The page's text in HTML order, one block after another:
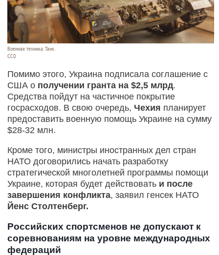
Военная техника. Танк.
СС0
Помимо этого, Украина подписала соглашение с
США о получении гранта на $2,5 млрд.
Средства пойдут на частичное покрытие
госрасходов. В свою очередь, Чехия планирует
предоставить военную помощь Украине на сумму
$28-32 млн.
Кроме того, министры иностранных дел стран
НАТО договорились начать разработку
стратегической многолетней программы помощи
Украине, которая будет действовать и после
завершения конфликта, заявил генсек НАТО
Йенс Столтенберг.
Российских спортсменов не допускают к
соревнованиям на уровне международных
федераций